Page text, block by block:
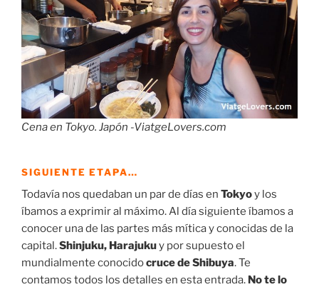
Cena en Tokyo. Japón -ViatgeLovers.com
SIGUIENTE ETAPA…
Todavía nos quedaban un par de días en Tokyoy los
íbamos a exprimir al máximo. Al día siguiente íbamos a
conocer una de las partes más mítica y conocidas de la
capital.Shinjuku, Harajukuy por supuesto el
mundialmente conocidocruce de Shibuya. Te
contamos todos los detalles en esta entrada. No te lo